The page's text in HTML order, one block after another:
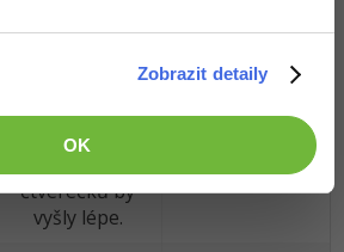
Zobrazit detaily
OK
většího. Stejně
možná, že
nějaký sprity
čtverečků by
vyšly lépe.